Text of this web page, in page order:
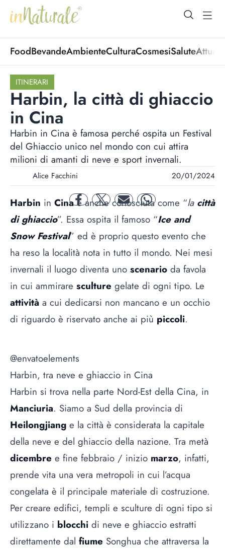
open
FoodBevandeAmbienteCulturaCosmesiSalute
ITINERARI
Harbin, la città di ghiaccio
in Cina
Harbin in Cina è famosa perché ospita un Festival
del Ghiaccio unico nel mondo con cui attira
milioni di amanti di neve e sport invernali.
Alice Facchini 20/01/2024
facebooktwitter mail whatsapp
Harbin in Cinaè anche conosciuta come “la città
di ghiaccio”. Essa ospita il famoso “Ice and
Snow Festival” ed è proprio questo evento che
ha reso la località nota in tutto il mondo. Nei mesi
invernali il luogo diventa uno scenario da favola
in cui ammirare sculture gelate di ogni tipo. Le
attività a cui dedicarsi non mancano e un occhio
di riguardo è riservato anche ai più piccoli.
@envatoelements
Harbin, tra neve e ghiaccio in Cina
Harbin si trova nella parte Nord-Est della Cina, in
Manciuria. Siamo a Sud della provincia di
Heilongjiang e la città è considerata la capitale
della neve e del ghiaccio della nazione. Tra metà
dicembre e fine febbraio / inizio marzo, infatti,
prende vita una vera metropoli in cui l’acqua
congelata è il principale materiale di costruzione.
Per creare edifici, templi e sculture di ogni tipo si
utilizzano i blocchi di neve e ghiaccio estratti
direttamente dal fiume Songhua che attraversa la